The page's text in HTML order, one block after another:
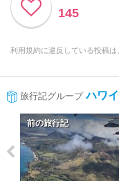
145
利用規約に違反している投稿は
旅行記グループ ハワ
前の旅行記